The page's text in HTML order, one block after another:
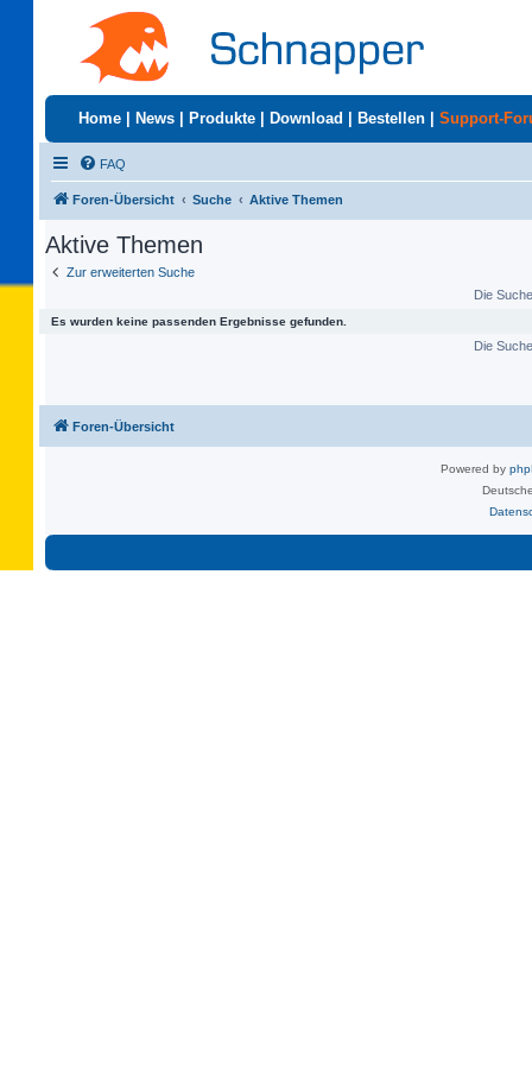
Home News Produkte Download Bestellen Support-
FAQ
Foren-Übersicht Suche Aktive Themen
Aktive Themen
Zur erweiterten Suche
Die
Es wurden keine passenden Ergebnisse gefunden.
Die
Foren-Übersicht
Powered by